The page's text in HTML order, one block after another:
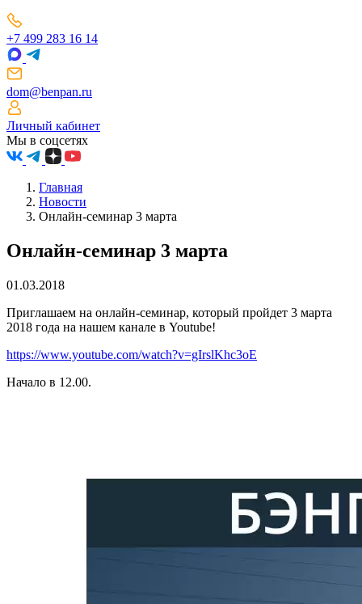
+7 499 283 16 14
dom@benpan.ru
Личный кабинет
Мы в соцсетях
Главная
Новости
Онлайн-семинар 3 марта
Онлайн-семинар 3 марта
01.03.2018
Приглашаем на онлайн-семинар, который пройдет 3 марта
2018 года на нашем канале в Youtube!
https://www.youtube.com/watch?v=gIrslKhc3oE
Начало в 12.00.